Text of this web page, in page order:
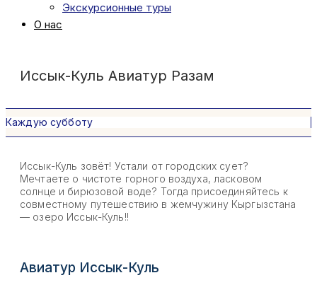
Экскурсионные туры
О нас
Иссык-Куль Авиатур Разам
Каждую субботу
Иссык-Куль зовёт! Устали от городских сует?
Мечтаете о чистоте горного воздуха, ласковом
солнце и бирюзовой воде? Тогда присоединяйтесь к
совместному путешествию в жемчужину Кыргызстана
— озеро Иссык-Куль!!
Авиатур Иссык-Куль